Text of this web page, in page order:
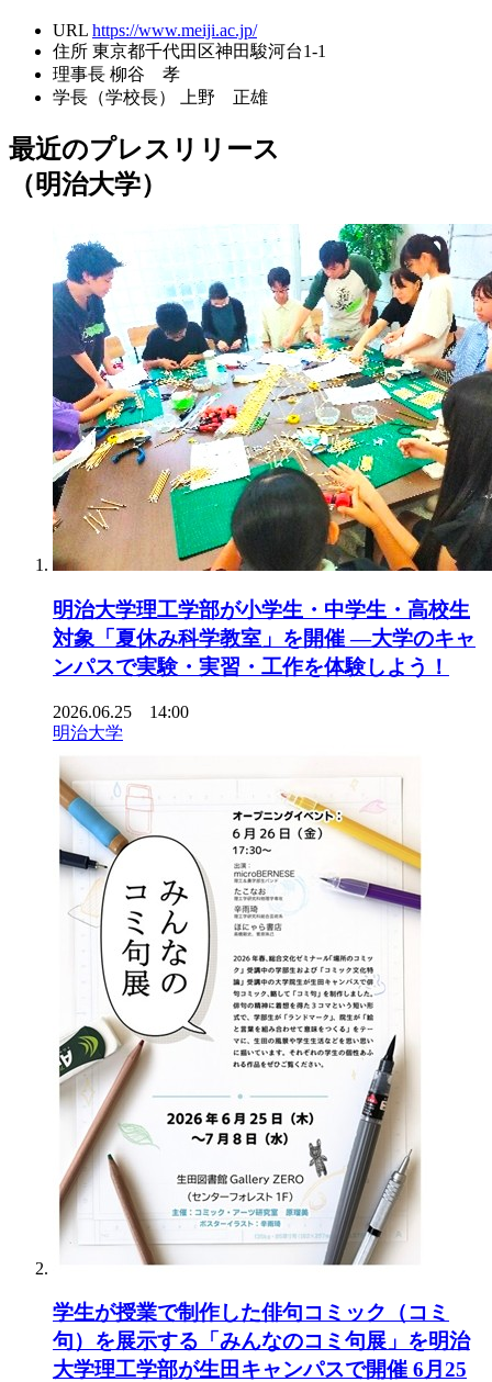
URL https://www.meiji.ac.jp/
住所 東京都千代田区神田駿河台1-1
理事長 柳谷 孝
学長（学校長）
上野 正雄
最近のプレスリリース
（明治大学）
明治大学理工学部が小学生・中学生・高校生
対象「夏休み科学教室」を開催 ―大学のキャ
ンパスで実験・実習・工作を体験しよう！
2026.06.25 14:00
明治大学
学生が授業で制作した俳句コミック（コミ
句）を展示する「みんなのコミ句展」を明治
大学理工学部が生田キャンパスで開催 6月25